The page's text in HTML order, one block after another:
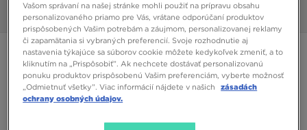
Obrázky 360°
ONLY AT JD
VANS OLD SKOOL PLAT
Vašom správaní na našej stránke mohli použiť na prípravu obsahu
personalizovaného priamo pre Vás, vrátane odporúčaní produktov
prispôsobených Vašim potrebám a záujmom, personalizovanej reklamy
či zapamätania si vybraných preferencií. Svoje rozhodnutie aj
nastavenia týkajúce sa súborov cookie môžete kedykoľvek zmeniť, a to
kliknutím na „Prispôsobiť”. Ak nechcete dostávať personalizovanú
ponuku produktov prispôsobenú Vašim preferenciám, vyberte možnosť
„Odmietnuť všetky”. Viac informácií nájdete v našich
zásadách
ochrany osobných údajov.